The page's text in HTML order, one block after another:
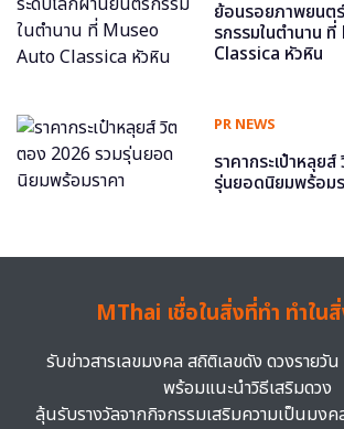
ย้อนรอยภาพยนต
รกรรมในตำนาน
Classica หัวหิน
PR NEWS
ราคากระเป๋าหลุย
รุ่นยอดนิยมพร้อม
MThai เชื่อในสิ่งที่ทำ ทำใน
รับข่าวสารเลขมงคล สถิติเลขดัง ดวงรายวั
พร้อมแนะนำวิธีเสริมดวง
ลุ้นรับรางวัลจากกิจกรรมเสริมความเป็นมงค